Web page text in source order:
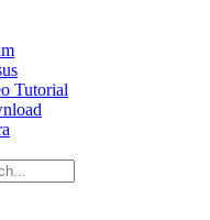
Tutorial